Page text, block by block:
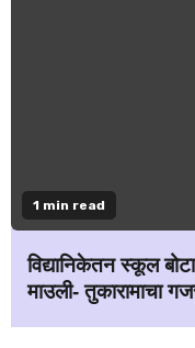
1 min read
विद्यानिकेतन स्कूल
माउली- तुकारामाचा